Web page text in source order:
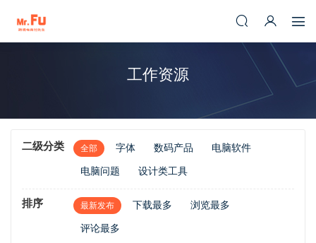
工作资源
二级分类 全部 字体 数码产品 电脑软件
电脑问题 设计类工具
排序 最新发布 下载最多 浏览最多
评论最多